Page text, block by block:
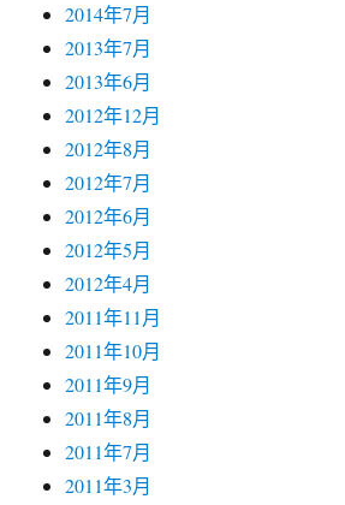
2014年7月
2013年7月
2013年6月
2012年12月
2012年8月
2012年7月
2012年6月
2012年5月
2012年4月
2011年11月
2011年10月
2011年9月
2011年8月
2011年7月
2011年3月